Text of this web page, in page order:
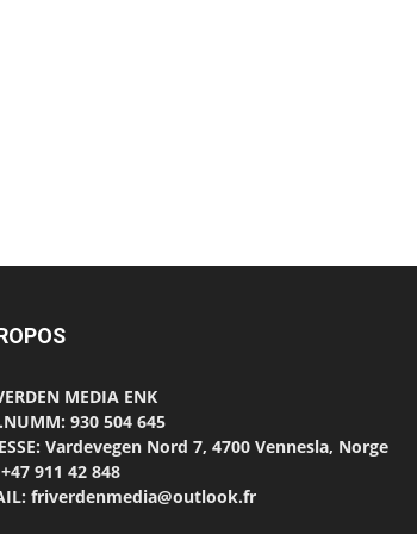
MEDIA ENK
930 504 645
Vardevegen Nord 7, 4700 Vennesla, Norge
911 42 848
friverdenmedia@outlook.fr